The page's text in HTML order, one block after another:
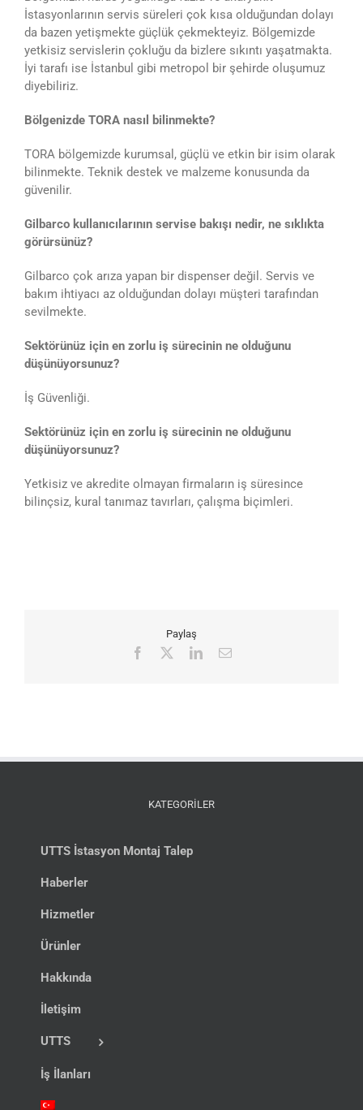
İstasyonlarının servis süreleri çok kısa olduğundan dolayı
da bazen yetişmekte güçlük çekmekteyiz. Bölgemizde
yetkisiz servislerin çokluğu da bizlere sıkıntı yaşatmakta.
İyi tarafı ise İstanbul gibi metropol bir şehirde oluşumuz
diyebiliriz.
Bölgenizde TORA nasıl bilinmekte?
TORA bölgemizde kurumsal, güçlü ve etkin bir isim olarak
bilinmekte. Teknik destek ve malzeme konusunda da
güvenilir.
Gilbarco kullanıcılarının servise bakışı nedir, ne sıklıkta
görürsünüz?
Gilbarco çok arıza yapan bir dispenser değil. Servis ve
bakım ihtiyacı az olduğundan dolayı müşteri tarafından
sevilmekte.
Sektörünüz için en zorlu iş sürecinin ne olduğunu
düşünüyorsunuz?
İş Güvenliği.
Sektörünüz için en zorlu iş sürecinin ne olduğunu
düşünüyorsunuz?
Yetkisiz ve akredite olmayan firmaların iş süresince
bilinçsiz, kural tanımaz tavırları, çalışma biçimleri.
Paylaş
Facebook LinkedIn
E-
KATEGORİLER
UTTS İstasyon Montaj Talep
Haberler
Hizmetler
Ürünler
Hakkında
İletişim
UTTS
İş İlanları